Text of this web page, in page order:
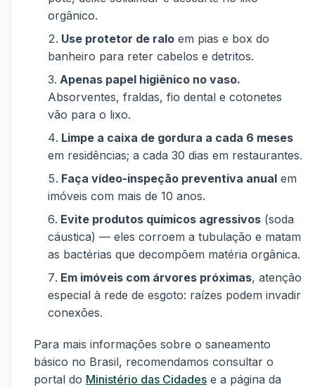
orgânico.
Use protetor de ralo em pias e box do
banheiro para reter cabelos e detritos.
Apenas papel higiênico no vaso.
Absorventes, fraldas, fio dental e cotonetes
vão para o lixo.
Limpe a caixa de gordura a cada 6 meses
em residências; a cada 30 dias em restaurantes.
Faça vídeo-inspeção preventiva anual em
imóveis com mais de 10 anos.
Evite produtos químicos agressivos (soda
cáustica) — eles corroem a tubulação e matam
as bactérias que decompõem matéria orgânica.
Em imóveis com árvores próximas, atenção
especial à rede de esgoto: raízes podem invadir
conexões.
Para mais informações sobre o saneamento
básico no Brasil, recomendamos consultar o
portal do Ministério das Cidades e a página da